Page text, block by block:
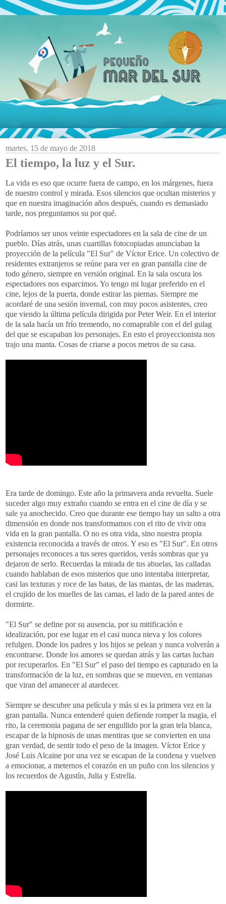
martes, 15 de mayo de 2018
El tiempo, la luz y el Sur.
La vida es eso que ocurre fuera de campo, en los márgenes, fuera
de nuestro control y mirada. Esos silencios que ocultan misterios y
que en nuestra imaginación años después, cuando es demasiado
tarde, nos preguntamos su por qué.
Podríamos ser unos veinte espectadores en la sala de cine de un
pueblo. Días atrás, unas cuartillas fotocopiadas anunciaban la
proyección de la película "El Sur" de Víctor Erice. Un colectivo de
residentes extranjeros se reúne para ver en gran pantalla cine de
todo género, siempre en versión original. En la sala oscura los
espectadores nos esparcimos. Yo tengo mi lugar preferido en el
cine, lejos de la puerta, donde estirar las piernas. Siempre me
acordaré de una sesión invernal, con muy pocos asistentes, creo
que viendo la última película dirigida por Peter Weir. En el interior
de la sala hacía un frío tremendo, no comaprable con el del gulag
del que se escapaban los personajes. En esto el proyeccionista nos
trajo una manta. Cosas de criarse a pocos metros de su casa.
Era tarde de domingo. Este año la primavera anda revuelta. Suele
suceder algo muy extraño cuando se entra en el cine de día y se
sale ya anochecido. Creo que durante ese tiempo hay un salto a otra
dimensión en donde nos transformamos con el rito de vivir otra
vida en la gran pantalla. O no es otra vida, sino nuestra propia
existencia reconocida a través de otros. Y eso es "El Sur". En otros
personajes reconoces a tus seres queridos, verás sombras que ya
dejaron de serlo. Recuerdas la mirada de tus abuelas, las calladas
cuando hablaban de esos misterios que uno intentaba interpretar,
casi las texturas y roce de las batas, de las mantas, de las maderas,
el crujido de los muelles de las camas, el lado de la pared antes de
dormirte.
"El Sur" se define por su ausencia, por su mitificación e
idealización, por ese lugar en el casi nunca nieva y los colores
refulgen. Donde los padres y los hijos se pelean y nunca volverán a
encontrarse. Donde los amores se quedan atrás y las cartas luchan
por recuperarlos. En "El Sur" el paso del tiempo es capturado en la
transformación de la luz, en sombras que se mueven, en ventanas
que viran del amanecer al atardecer.
Siempre se descubre una película y más si es la primera vez en la
gran pantalla. Nunca entenderé quien defiende romper la magia, el
rito, la ceremonia pagana de ser engullido por la gran tela blanca,
escapar de la hipnosis de unas mentiras que se convierten en una
gran verdad, de sentir todo el peso de la imagen. Víctor Erice y
José Luis Alcaine por una vez se escapan de la condena y vuelven
a emocionar, a meternos el corazón en un puño con los silencios y
los recuerdos de Agustín, Julia y Estrella.